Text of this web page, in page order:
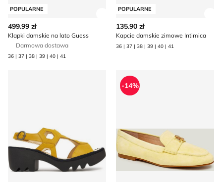
POPULARNE
499.99 zł
Klapki damskie na lato Guess
Darmowa dostawa
36 | 37 | 38 | 39 | 40 | 41
POPULARNE
135.90 zł
Kapcie damskie zimowe Intimica
36 | 37 | 38 | 39 | 40 | 41
Sandały damskie na lato Fly LondonMokasyny na jesień
-14%